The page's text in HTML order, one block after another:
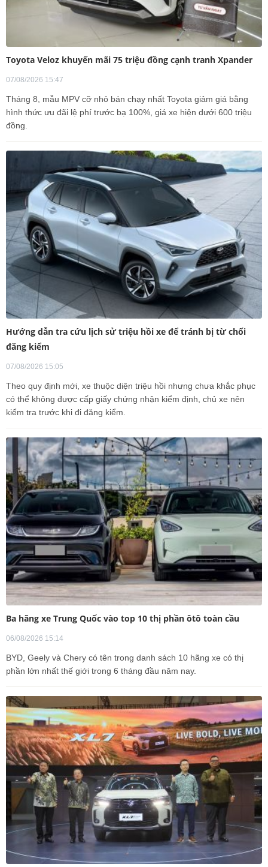
Toyota Veloz khuyến mãi 75 triệu đồng cạnh tranh Xpander
07/08/2026 15:47
Tháng 8, mẫu MPV cỡ nhỏ bán chạy nhất Toyota giảm giá bằng
hình thức ưu đãi lệ phí trước bạ 100%, giá xe hiện dưới 600 triệu
đồng.
Hướng dẫn tra cứu lịch sử triệu hồi xe để tránh bị từ chối
đăng kiểm
07/08/2026 15:05
Theo quy định mới, xe thuộc diện triệu hồi nhưng chưa khắc phục
có thể không được cấp giấy chứng nhận kiểm định, chủ xe nên
kiểm tra trước khi đi đăng kiểm.
Ba hãng xe Trung Quốc vào top 10 thị phần ôtô toàn cầu
06/08/2026 15:14
BYD, Geely và Chery có tên trong danh sách 10 hãng xe có thị
phần lớn nhất thế giới trong 6 tháng đầu năm nay.